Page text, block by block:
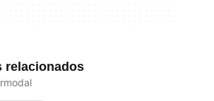
relacionados